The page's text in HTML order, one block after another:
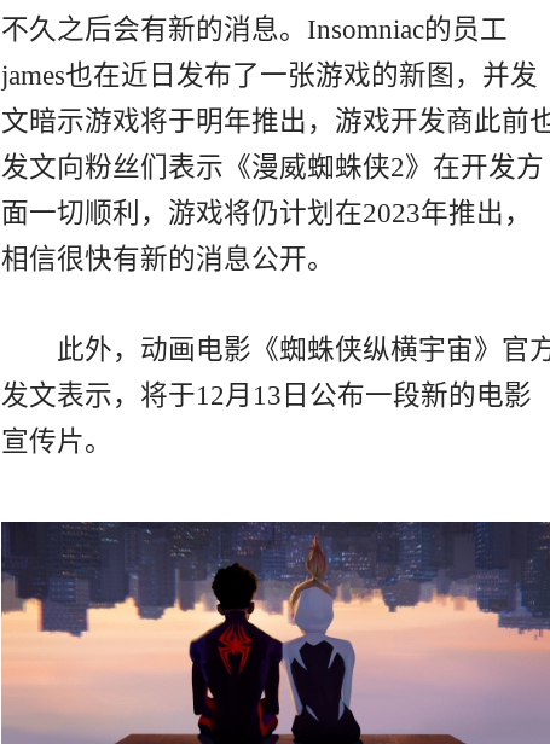
不久之后会有新的消息。Insomniac的员工
james也在近日发布了一张游戏的新图，并发
文暗示游戏将于明年推出，游戏开发商此前
发文向粉丝们表示《漫威蜘蛛侠2》在开发方
面一切顺利，游戏将仍计划在2023年推出，
相信很快有新的消息公开。
此外，动画电影《蜘蛛侠纵横宇宙》官
发文表示，将于12月13日公布一段新的电影
宣传片。